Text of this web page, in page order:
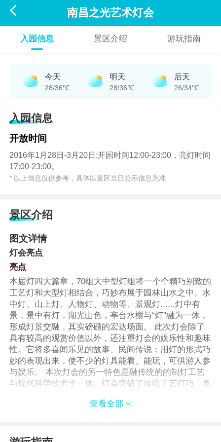
 南昌之光艺术灯会
入园信息 景区介绍 游玩指南
今天
28/36℃
明天
28/36℃
后天
26/34℃
入园信息
开放时间
2016年1月28日-3月20日:开园时间12:00-23:00，亮灯时间
17:00-23:00。
* 以上信息仅供参考，具体以景区当日公示信息为准
景区介绍
图文详情
灯会亮点
亮点
本届灯四大篇章，70组大中型灯组将一个个精巧别致的
工艺灯和大型灯相结合，巧妙布展于园林山水之中。水
中灯、山上灯、人物灯、动物等、景观灯......灯中有
景，景中有灯，湖光山色，亭台水榭与“灯”融为一体，
形成灯景交融，其实磅礴的宏达场面。 此次灯会除了
具有较高的观赏价值以外，还注重灯会的娱乐性和趣味
性。它将多喜闻乐见的故事、民间传说；用灯的形式巧
妙的表现出来，使不少的灯具能看、能玩，可供游人参
与娱乐。 本次灯会的另一特色是融传统的的制灯工艺
与现代科学技术于一体。灯会突破了传统工艺灯巧、单
盛会添彩。在保留灯彩名族风格、审美情趣和剪纸扎糊
查看全部 